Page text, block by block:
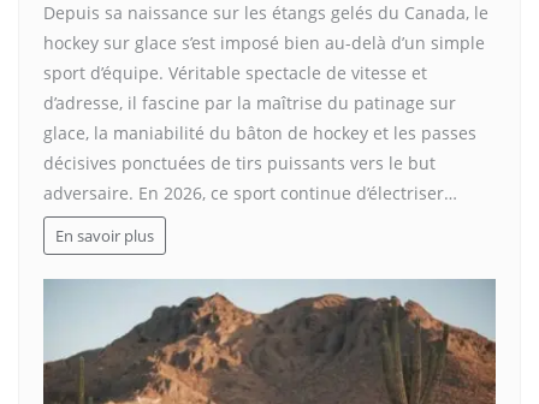
Depuis sa naissance sur les étangs gelés du Canada, le
hockey sur glace s’est imposé bien au-delà d’un simple
sport d’équipe. Véritable spectacle de vitesse et
d’adresse, il fascine par la maîtrise du patinage sur
glace, la maniabilité du bâton de hockey et les passes
décisives ponctuées de tirs puissants vers le but
adversaire. En 2026, ce sport continue d’électriser…
En savoir plus